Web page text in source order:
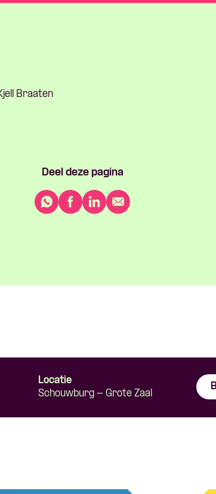
Braaten
Deel deze pagina
Locatie
Schouwburg - Grote Zaal